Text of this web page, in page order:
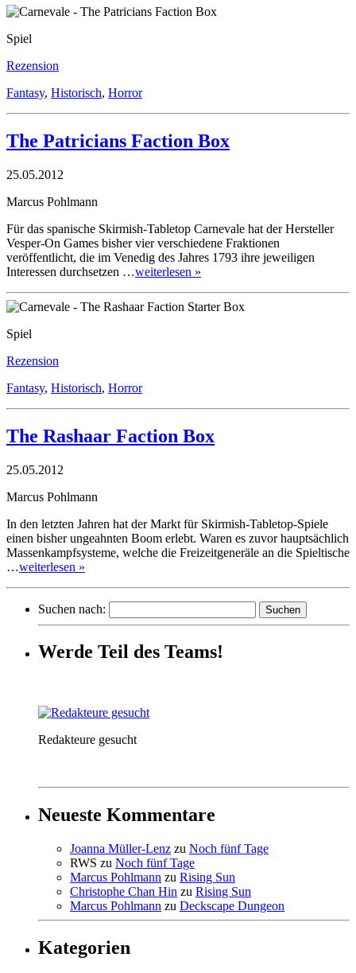
Spiel
Rezension
Fantasy, Historisch, Horror
The Patricians Faction Box
25.05.2012
Marcus Pohlmann
Für das spanische Skirmish-Tabletop Carnevale hat der Hersteller
Vesper-On Games bisher vier verschiedene Fraktionen
veröffentlicht, die im Venedig des Jahres 1793 ihre jeweiligen
Interessen durchsetzen …weiterlesen »
Spiel
Rezension
Fantasy, Historisch, Horror
The Rashaar Faction Box
25.05.2012
Marcus Pohlmann
In den letzten Jahren hat der Markt für Skirmish-Tabletop-Spiele
einen bisher ungeahnten Boom erlebt. Waren es zuvor hauptsächlich
Massenkampfsysteme, welche die Freizeitgeneräle an die Spieltische
…weiterlesen »
Suchen nach:
Werde Teil des Teams!
Redakteure gesucht
Neueste Kommentare
Joanna Müller-Lenz zu Noch fünf Tage
RWS zu Noch fünf Tage
Marcus Pohlmann zu Rising Sun
Christophe Chan Hin zu Rising Sun
Marcus Pohlmann zu Deckscape Dungeon
Kategorien